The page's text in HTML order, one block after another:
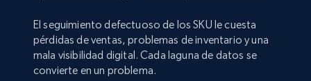
El seguimiento defectuoso de los SKU le cuesta
pérdidas de ventas, problemas de inventario y una
mala visibilidad digital. Cada laguna de datos se
convierte en un problema.